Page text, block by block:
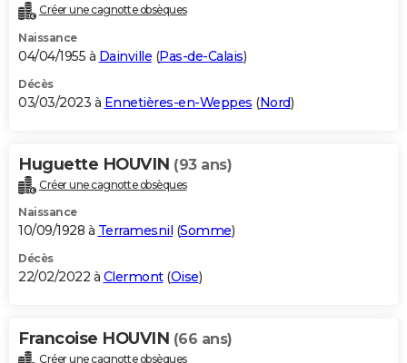
Créer une cagnotte obsèques
Naissance
04/04/1955 à Dainville (Pas-de-Calais)
Décès
03/03/2023 à Ennetières-en-Weppes (Nord)
Huguette HOUVIN (93 ans)
Créer une cagnotte obsèques
Naissance
10/09/1928 à Terramesnil (Somme)
Décès
22/02/2022 à Clermont(Oise)
Francoise HOUVIN (66 ans)
Créer une cagnotte obsèques